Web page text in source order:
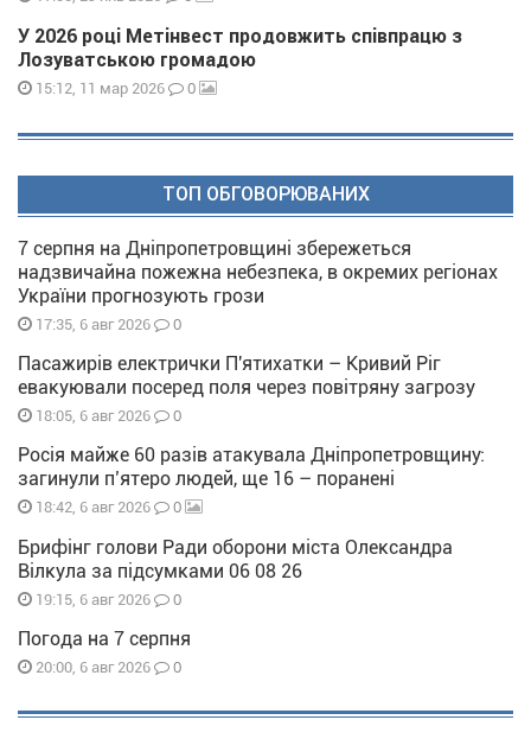
У 2026 році Метінвест продовжить співпрацю з
Лозуватською громадою
15:12, 11 мар 2026 0
ТОП ОБГОВОРЮВАНИХ
7 серпня на Дніпропетровщині збережеться
надзвичайна пожежна небезпека, в окремих регіонах
України прогнозують грози
17:35, 6 авг 2026 0
Пасажирів електрички П'ятихатки – Кривий Ріг
евакуювали посеред поля через повітряну загрозу
18:05, 6 авг 2026 0
Росія майже 60 разів атакувала Дніпропетровщину:
загинули п’ятеро людей, ще 16 – поранені
18:42, 6 авг 2026 0
Брифінг голови Ради оборони міста Олександра
Вілкула за підсумками 06 08 26
19:15, 6 авг 2026 0
Погода на 7 серпня
20:00, 6 авг 2026 0